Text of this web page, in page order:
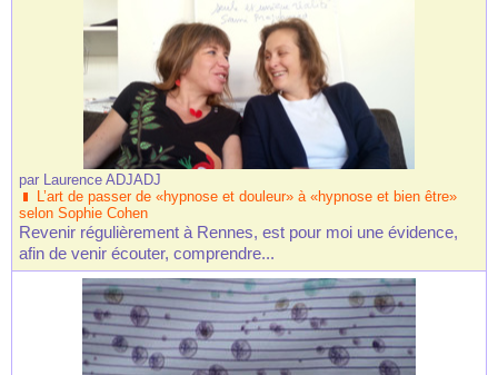
par Laurence ADJADJ
L’art de passer de «hypnose et douleur» à «hypnose et bien être»
selon Sophie Cohen
Revenir régulièrement à Rennes, est pour moi une évidence,
afin de venir écouter, comprendre...